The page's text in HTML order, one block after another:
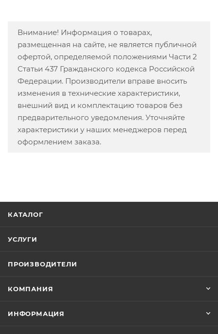
Внимание! Информация о товарах,
размещенная на сайте, не является публичной
офертой, определяемой положениями Части 2
Статьи 437 Гражданского кодекса Российской
Федерации. Производители вправе вносить
изменения в технические характеристики,
внешний вид и комплектацию товаров без
предварительного уведомления. Уточняйте
характеристики у наших менеджеров перед
оформлением заказа.
КАТАЛОГ
УСЛУГИ
ПРОИЗВОДИТЕЛИ
КОМПАНИЯ
ИНФОРМАЦИЯ